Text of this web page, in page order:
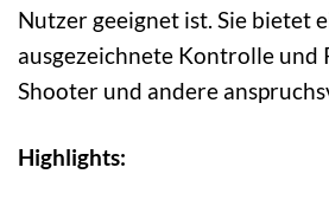
Nutzer geeignet ist. Sie bietet
ausgezeichnete Kontrolle und
Shooter und andere
Highlights: